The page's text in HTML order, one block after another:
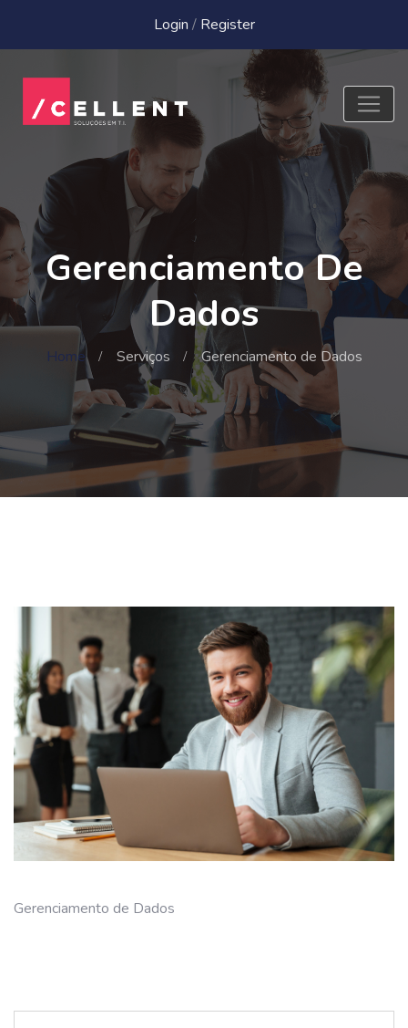
Login / Register
Gerenciamento De
Dados
Home Serviços Gerenciamento de Dados
Gerenciamento de Dados